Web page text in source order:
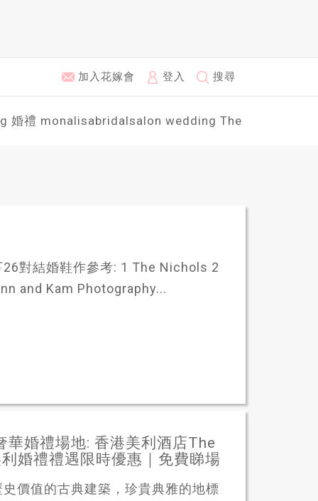
加入花嫁會 登入 搜尋
婚禮 monalisabridalsalon wedding The
對結婚鞋作參考: 1 The Nichols 2
and Kam Photography...
婚禮場地: 香港美利酒店The
婚禮禮遇限時優惠｜免費睇場
價值的古典建築，珍貴典雅的地標